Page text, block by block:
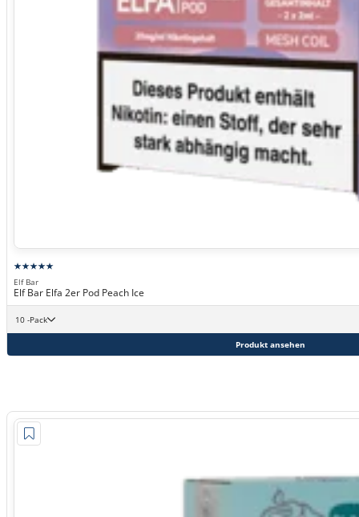
Elf Bar
Elf Bar Elfa 2er Pod Peach Ice
10 -Pack
Produkt ansehen